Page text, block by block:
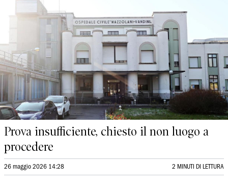
Prova insufficiente, chiesto il non luogo a
procedere
26 maggio 2026 14:28 2 MINUTI DI LETTURA